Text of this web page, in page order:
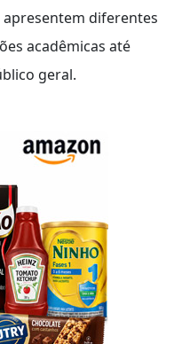
diferentes
acadêmicas até
geral.